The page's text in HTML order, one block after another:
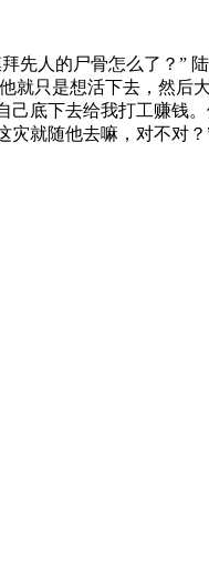
先人的尸骨怎么了？”
只是想活下去，然后
底下去给我打工赚钱
灾就随他去嘛，对不对？